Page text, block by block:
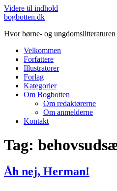
Videre til indhold
bogbotten.dk
Hvor børne- og
Velkommen
Forfattere
Illustratorer
Forlag
Kategorier
Om Bogbotten
Om redaktørerne
Om anmelderne
Kontakt
Tag:
Åh nej, Herman!